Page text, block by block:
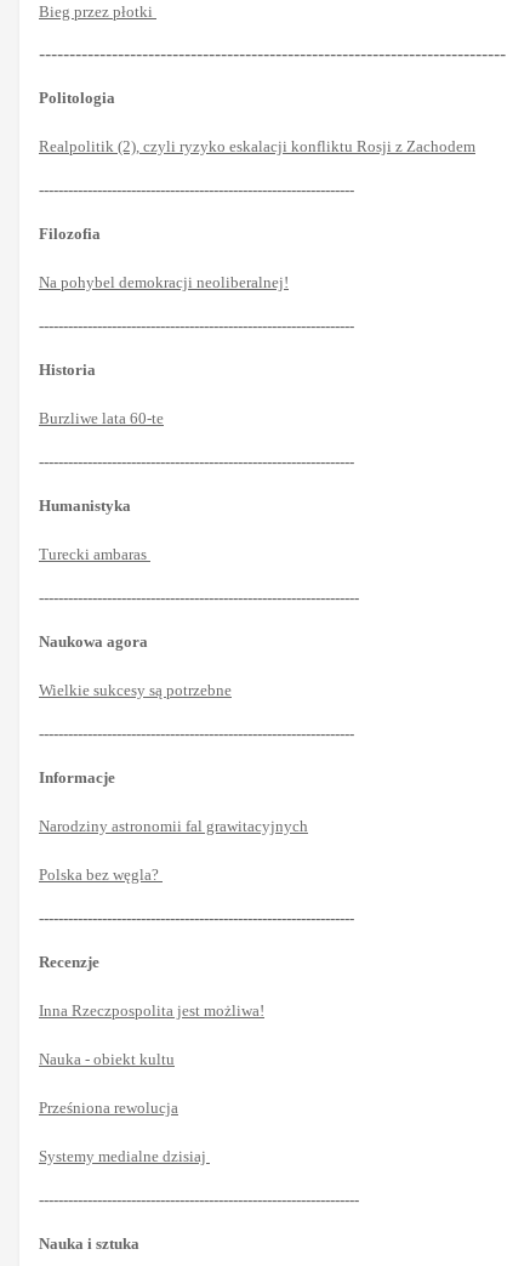
Bieg przez płotki
-----------------------------------------------------------------------------
Politologia
Realpolitik (2), czyli ryzyko eskalacji konfliktu Rosji z Zachodem
-----------------------------------------------------------------
Filozofia
Na pohybel demokracji neoliberalnej!
-----------------------------------------------------------------
Historia
Burzliwe lata 60-te
-----------------------------------------------------------------
Humanistyka
Turecki ambaras
------------------------------------------------------------------
Naukowa agora
Wielkie sukcesy są potrzebne
-----------------------------------------------------------------
Informacje
Narodziny astronomii fal grawitacyjnych
Polska bez węgla?
-----------------------------------------------------------------
Recenzje
Inna Rzeczpospolita jest możliwa!
Nauka - obiekt kultu
Prześniona rewolucja
Systemy medialne dzisiaj
------------------------------------------------------------------
Nauka i sztuka